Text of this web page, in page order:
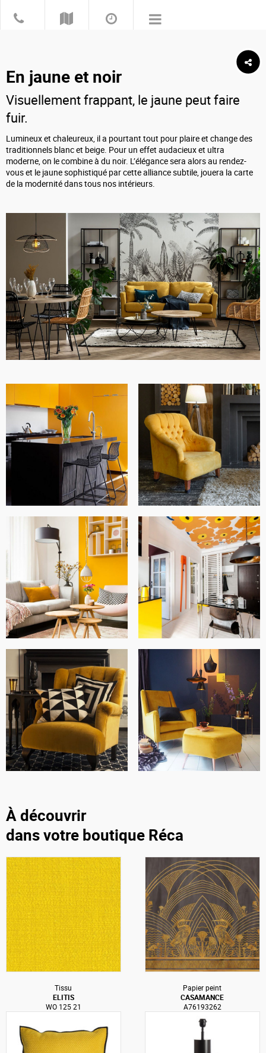
En jaune et noir
Visuellement frappant, le jaune peut faire
fuir.
Lumineux et chaleureux, il a pourtant tout pour plaire et change des
traditionnels blanc et beige. Pour un effet audacieux et ultra
moderne, on le combine à du noir. L’élégance sera alors au rendez-
vous et le jaune sophistiqué par cette alliance subtile, jouera la carte
de la modernité dans tous nos intérieurs.
À découvrir
dans votre boutique Réca
Tissu
ELITIS
WO 125 21
Papier peint
CASAMANCE
A76193262